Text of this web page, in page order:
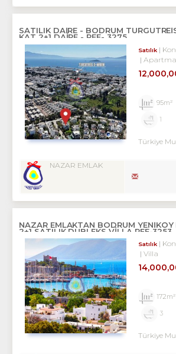
SATILIK DAİRE - BODRUM
KAT 2+1 DAİRE - REF- 3275
Satılık
95m²
1
Türkiye
NAZAR EMLAK
NAZAR EMLAKTAN BODRUM YENIKÖY
2+1 SATILIK DUBLEKS VİLLA REF-3253
Satılık
Villa
172m²
3
Türkiye